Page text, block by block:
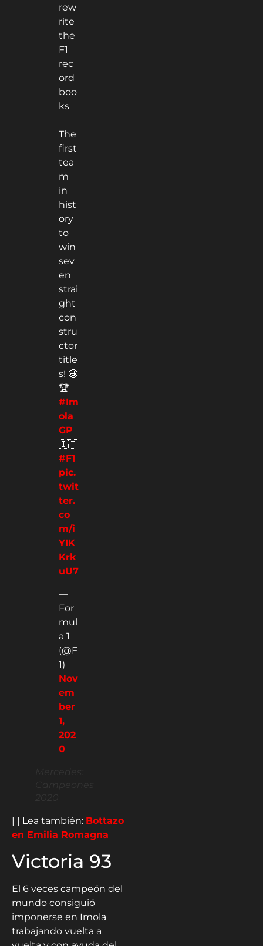
rew
rite
the
F1
rec
ord
boo
ks
The
first
tea
m
in
hist
ory
to
win
sev
en
strai
ght
con
stru
ctor
title
s! 🤩
🏆
#Im
ola
GP
🇮🇹
#F1
pic.
twit
ter.
co
m/i
YIK
Krk
uU7
—
For
mul
a 1
(@F
1)
Nov
em
ber
1,
202
0
| | Lea también: Bottazo
en Emilia Romagna
Victoria 93
El 6 veces campeón del
mundo consiguió
imponerse en Imola
trabajando vuelta a